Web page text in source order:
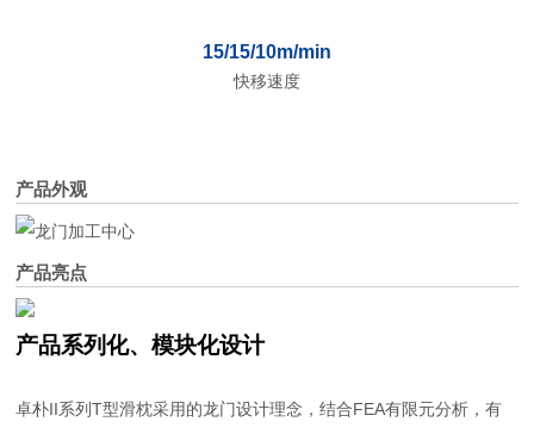
15/15/10m/min
快移速度
产品外观
产品亮点
产品系列化、模块化设计
卓朴II系列T型滑枕采用的龙门设计理念，结合FEA有限元分析，有